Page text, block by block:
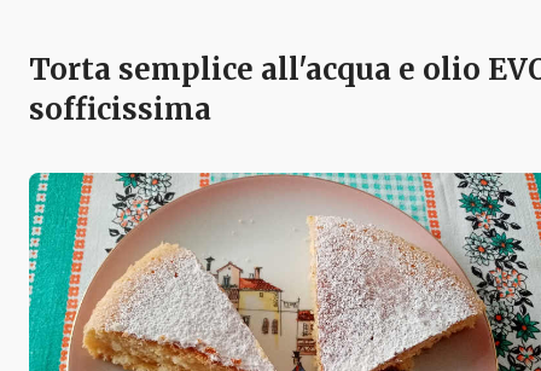
Torta semplice all'acqua e olio
sofficissima